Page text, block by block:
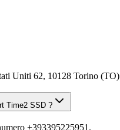
Uniti 62, 10128 Torino
Time2 SSD ?
+393395225951.